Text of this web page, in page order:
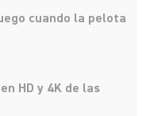
cuando la pelota
HD y 4K de las